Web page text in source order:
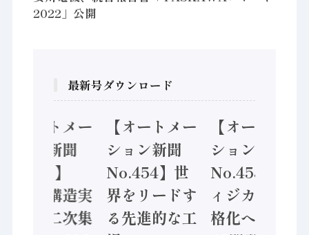
2022」公開
最新号ダウンロード
【オートメー
ション新聞
No.455】
「経済構造実
態調査二次集
【オートメー
ション新聞
No.454】世
界をリードす
る先進的な工
【オートメー
ション新聞
No.453】フ
ィジカルAI本
格化へ 国産